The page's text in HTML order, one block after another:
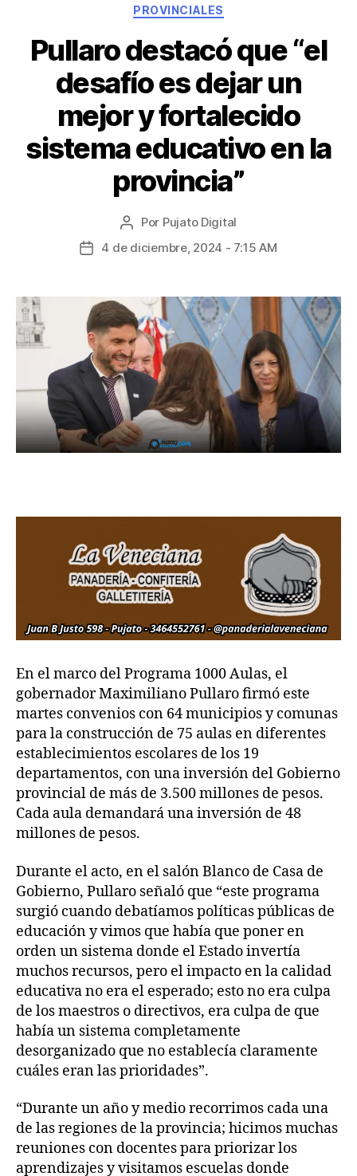
PROVINCIALES
Pullaro destacó que “el
desafío es dejar un
mejor y fortalecido
sistema educativo en la
provincia”
Por Pujato Digital
4 de diciembre, 2024 - 7:15 AM
En el marco del Programa 1000 Aulas, el
gobernador Maximiliano Pullaro firmó este
martes convenios con 64 municipios y comunas
para la construcción de 75 aulas en diferentes
establecimientos escolares de los 19
departamentos, con una inversión del Gobierno
provincial de más de 3.500 millones de pesos.
Cada aula demandará una inversión de 48
millones de pesos.
Durante el acto, en el salón Blanco de Casa de
Gobierno, Pullaro señaló que “este programa
surgió cuando debatíamos políticas públicas de
educación y vimos que había que poner en
orden un sistema donde el Estado invertía
muchos recursos, pero el impacto en la calidad
educativa no era el esperado; esto no era culpa
de los maestros o directivos, era culpa de que
había un sistema completamente
desorganizado que no establecía claramente
cuáles eran las prioridades”.
“Durante un año y medio recorrimos cada una
de las regiones de la provincia; hicimos muchas
reuniones con docentes para priorizar los
aprendizajes y visitamos escuelas donde